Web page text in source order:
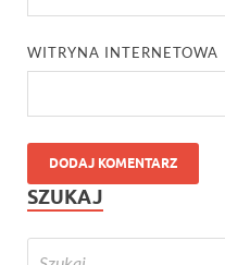
WITRYNA INTERNETOWA
SZUKAJ